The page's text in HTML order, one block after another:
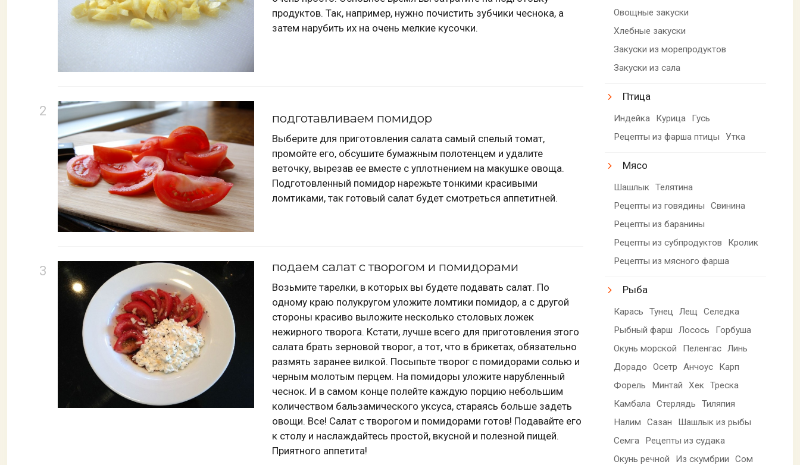
продуктов. Так, например, нужно почистить зубчики чеснока, а
затем нарубить их на очень мелкие кусочки.
подготавливаем помидор
Выберите для приготовления салата самый спелый томат,
промойте его, обсушите бумажным полотенцем и удалите
веточку, вырезав ее вместе с уплотнением на макушке овоща.
Подготовленный помидор нарежьте тонкими красивыми
ломтиками, так готовый салат будет смотреться аппетитней.
подаем салат с творогом и помидорами
Возьмите тарелки, в которых вы будете подавать салат. По
одному краю полукругом уложите ломтики помидор, а с другой
стороны красиво выложите несколько столовых ложек
нежирного творога. Кстати, лучше всего для приготовления этого
салата брать зерновой творог, а тот, что в брикетах, обязательно
размять заранее вилкой. Посыпьте творог с помидорами солью и
черным молотым перцем. На помидоры уложите нарубленный
чеснок. И в самом конце полейте каждую порцию небольшим
количеством бальзамического уксуса, стараясь больше задеть
овощи. Все! Салат с творогом и помидорами готов! Подавайте его
к столу и наслаждайтесь простой, вкусной и полезной пищей.
Приятного аппетита!
Овощные закуски
Хлебные закуски
Закуски из морепродуктов
Закуски из сала
Птица
Индейка Курица
Гусь
Рецепты из фарша птицы
Утка
Мясо
Шашлык Телятина
Рецепты из говядины
Свинина
Рецепты из баранины
Рецепты из субпродуктов
Кролик
Рецепты из мясного фарша
Рыба
Карась Тунец Лещ
Селедка
Рыбный фарш
Лосось
Горбуша
Окунь морской
Пеленгас Линь
Дорадо
Осетр Анчоус
Карп
Форель
Минтай Хек Треска
Камбала Стерлядь
Тиляпия
Налим
Сазан
Шашлык из рыбы
Семга
Рецепты из судака
Окунь речной
Из скумбрии
Сом